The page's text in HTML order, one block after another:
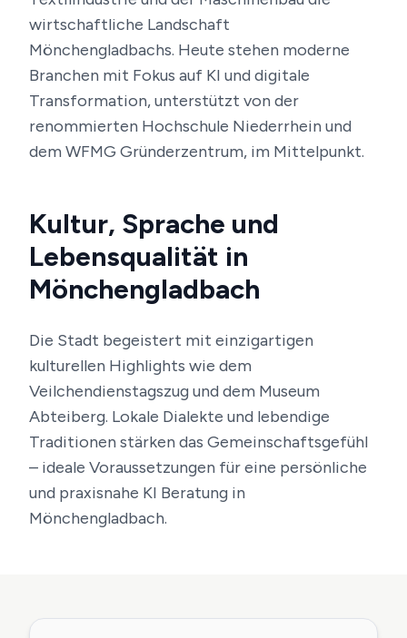
wirtschaftliche Landschaft
Mönchengladbachs. Heute stehen moderne
Branchen mit Fokus auf KI und digitale
Transformation, unterstützt von der
renommierten Hochschule Niederrhein und
dem WFMG Gründerzentrum, im Mittelpunkt.
Kultur, Sprache und
Lebensqualität in
Mönchengladbach
Die Stadt begeistert mit einzigartigen
kulturellen Highlights wie dem
Veilchendienstagszug und dem Museum
Abteiberg. Lokale Dialekte und lebendige
Traditionen stärken das Gemeinschaftsgefühl
– ideale Voraussetzungen für eine persönliche
und praxisnahe KI Beratung in
Mönchengladbach.